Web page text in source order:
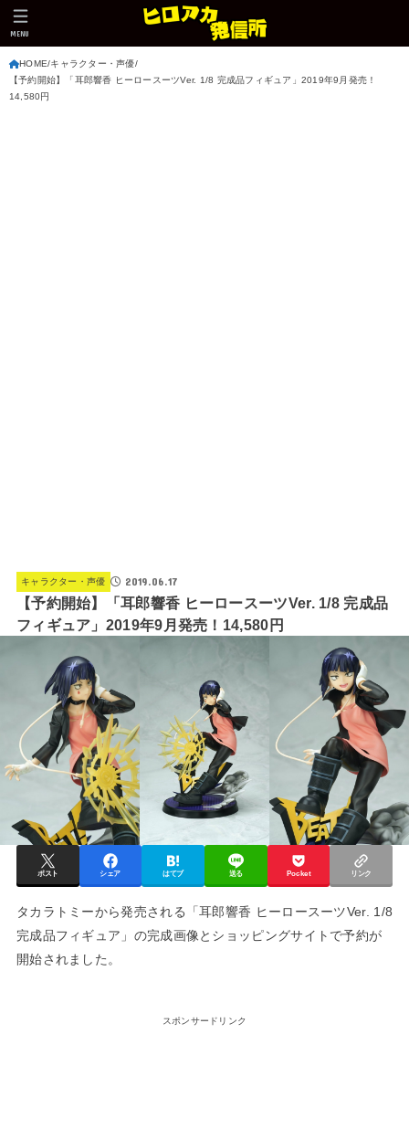
MENU
HOME キャラクター・声優
【予約開始】「耳郎響香 ヒーロースーツVer. 1/8 完成品フィギュア」2019年9月発売！
14,580円
キャラクター・声優 2019.06.17
【予約開始】「耳郎響香 ヒーロースーツVer. 1/8 完成品
フィギュア」2019年9月発売！14,580円
ポスト シェア はてブ 送る Pocket リンク
タカラトミーから発売される「耳郎響香 ヒーロースーツVer. 1/8
完成品フィギュア」の完成画像とショッピングサイトで予約が
開始されました。
スポンサードリンク